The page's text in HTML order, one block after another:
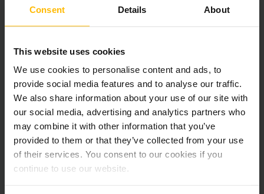
Consent Details About
This website uses cookies
We use cookies to personalise content and ads, to
provide social media features and to analyse our traffic.
We also share information about your use of our site with
our social media, advertising and analytics partners who
may combine it with other information that you’ve
provided to them or that they’ve collected from your use
of their services. You consent to our cookies if you
continue to use our website.
Technické údaje
Nabíjač Áno, 48 V / 90 A
Battery Refurbishment Year 2025
Rok 2021
Výška zdvihu 4000 mm